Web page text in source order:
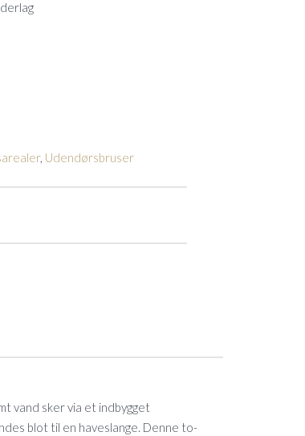
, Udendørsbruser
vand sker via et indbygget
blot til en haveslange. Denne to-